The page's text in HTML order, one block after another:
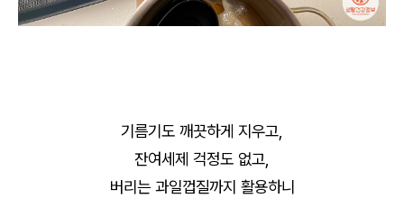
기름기도 깨끗하게 지우고,
잔여세제 걱정도 없고,
버리는 과일껍질까지 활용하니